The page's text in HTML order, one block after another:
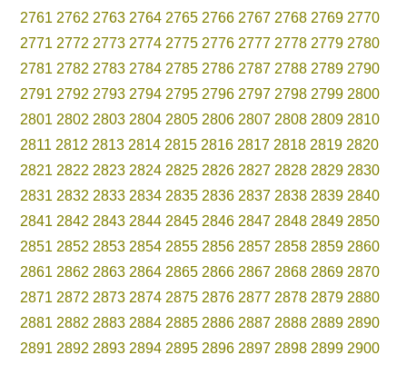
2761 2762 2763 2764 2765 2766 2767 2768 2769 2770
2771 2772 2773 2774 2775 2776 2777 2778 2779 2780
2781 2782 2783 2784 2785 2786 2787 2788 2789 2790
2791 2792 2793 2794 2795 2796 2797 2798 2799 2800
2801 2802 2803 2804 2805 2806 2807 2808 2809 2810
2811 2812 2813 2814 2815 2816 2817 2818 2819 2820
2821 2822 2823 2824 2825 2826 2827 2828 2829 2830
2831 2832 2833 2834 2835 2836 2837 2838 2839 2840
2841 2842 2843 2844 2845 2846 2847 2848 2849 2850
2851 2852 2853 2854 2855 2856 2857 2858 2859 2860
2861 2862 2863 2864 2865 2866 2867 2868 2869 2870
2871 2872 2873 2874 2875 2876 2877 2878 2879 2880
2881 2882 2883 2884 2885 2886 2887 2888 2889 2890
2891 2892 2893 2894 2895 2896 2897 2898 2899 2900